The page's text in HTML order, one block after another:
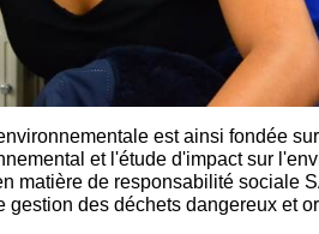
est ainsi fondée
et l'étude d'impact sur
matière de responsabilité sociale
gestion des déchets dangereux et